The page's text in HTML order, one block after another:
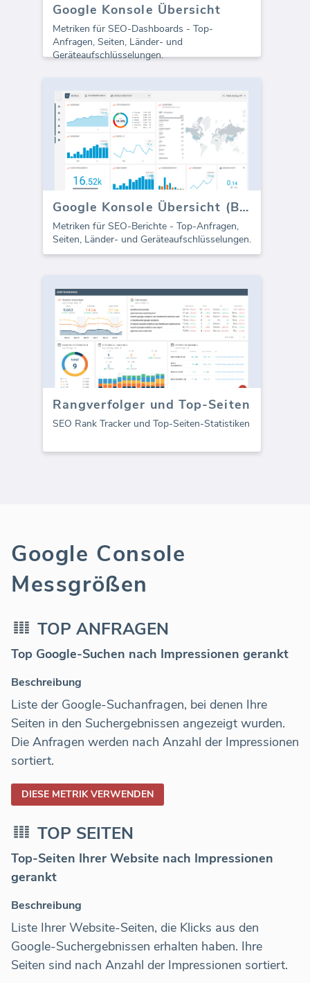
Google Konsole Übersicht
Metriken für SEO-Dashboards - Top-
Anfragen, Seiten, Länder- und
Geräteaufschlüsselungen.
Google Konsole Übersicht (Bericht)
Metriken für SEO-Berichte - Top-Anfragen,
Seiten, Länder- und Geräteaufschlüsselungen.
Rangverfolger und Top-Seiten
SEO Rank Tracker und Top-Seiten-Statistiken
Google Console
Messgrößen
TOP ANFRAGEN
Top Google-Suchen nach Impressionen gerankt
Beschreibung
Liste der Google-Suchanfragen, bei denen Ihre
Seiten in den Suchergebnissen angezeigt wurden.
Die Anfragen werden nach Anzahl der Impressionen
sortiert.
DIESE METRIK VERWENDEN
TOP SEITEN
Top-Seiten Ihrer Website nach Impressionen
gerankt
Beschreibung
Liste Ihrer Website-Seiten, die Klicks aus den
Google-Suchergebnissen erhalten haben. Ihre
Seiten sind nach Anzahl der Impressionen sortiert.